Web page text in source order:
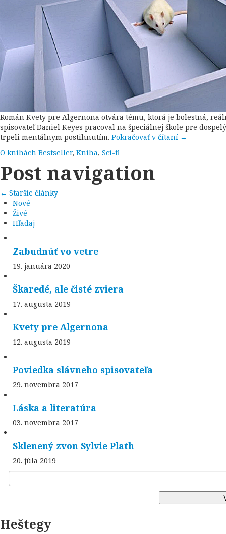
Román Kvety pre Algernona otvára tému, ktorá je bolestná,
spisovateľ Daniel Keyes pracoval na špeciálnej škole pre
trpeli mentálnym postihnutím. Pokračovať v čítaní →
O knihách Bestseller, Kniha, Sci-fi
Post navigation
← Staršie články
Nové
Živé
Hľadaj
Zabudnúť vo vetre
19. januára 2020
Škaredé, ale čisté zviera
17. augusta 2019
Kvety pre Algernona
12. augusta 2019
Poviedka slávneho spisovateľa
29. novembra 2017
Láska a literatúra
03. novembra 2017
Sklenený zvon Sylvie Plath
20. júla 2019
Heštegy